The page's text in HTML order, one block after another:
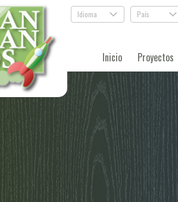
Idioma . País .
Inicio Proyectos